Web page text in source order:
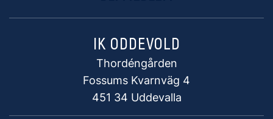
IK ODDEVOLD
Thordéngården
Fossums Kvarnväg 4
451 34 Uddevalla